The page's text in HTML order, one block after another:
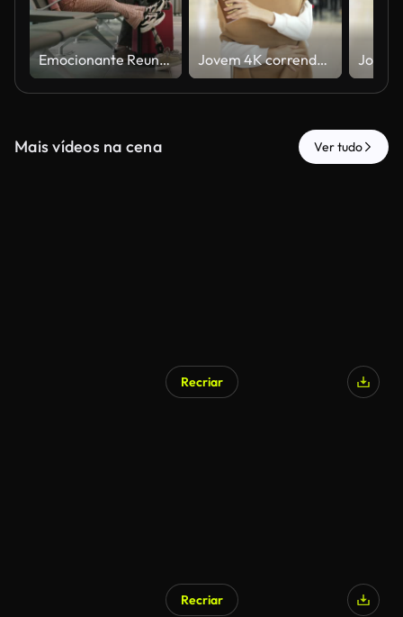
Emocionante Reunião no Aeroporto Entre Pai com Perna Protética e Família Jovem 4K correndo para abraçar o namorado depois de voltar do exterior.
Mais vídeos na cena Ver tudo
Recriar
Recriar